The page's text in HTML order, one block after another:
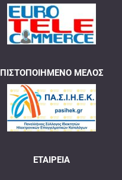
ΠΙΣΤΟΠΟΙΗΜΈΝΟ ΜΈΛΟΣ
ΕΤΑΙΡΕΊΑ